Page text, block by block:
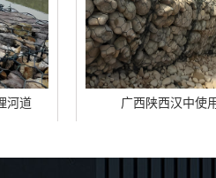
广西陕西汉中使用的格宾网护坡